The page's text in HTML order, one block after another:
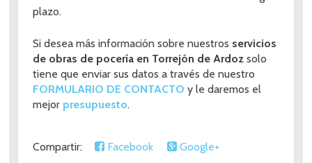
plazo.
Si desea más información sobre nuestros servicios
de obras de pocería en Torrejón de Ardozsolo
tiene que enviar sus datos a través de nuestro
FORMULARIO DE CONTACTO y le daremos el
mejor presupuesto.
Compartir: Facebook Google+